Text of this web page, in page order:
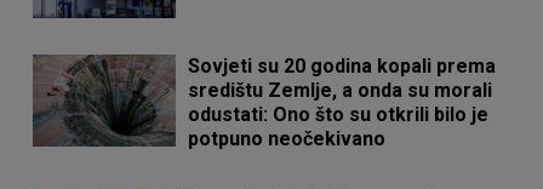
Sovjeti su 20 godina kopali prema
središtu Zemlje, a onda su morali
odustati: Ono što su otkrili bilo je
potpuno neočekivano